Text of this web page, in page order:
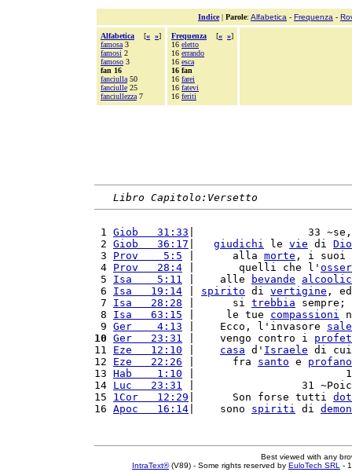
Indice| Parole: Alfabetica - Frequenza -
Alfabetica [« »]
famosa 3
famosi 2
famoso 3
fan 16
fanciulla 50
fanciulle 25
fanciullezza 7
Frequenza [« »]
16 eletto
16 errando
16 esca
16 fan
16 farei
16 fatevi
16 feriti
Libro Capitolo:Versetto
1 Giob   31:33 |                  33 ~se,
2 Giob   36:17 giudichi le vie di Dio
3 Prov    5:5 |      alla morte , i suoi
4 Prov   28:4 |       quelli che l'
5 Isa    5:11 |    alle bevande
6 Isa   19:14 spirito di vertigine ,
7 Isa   28:28 |      si trebbia
8 Isa   63:15 |     le tue compassioni
9 Ger    4:13 |    Ecco, l'invasore sale
10 Ger   23:31 |    vengo contro i
11 Eze   12:10 casa d' Israele di
12 Eze   22:26 |      fra santo e profano
13 Hab    1:10 |
14 Luc   23:31 |                 31
15 1Cor   12:29 |      Son forse tutti
16 Apoc   16:14 |    sono spiriti di
Best viewed with any
IntraText®(V89) - Some rights reserved by EuloTech SRL -